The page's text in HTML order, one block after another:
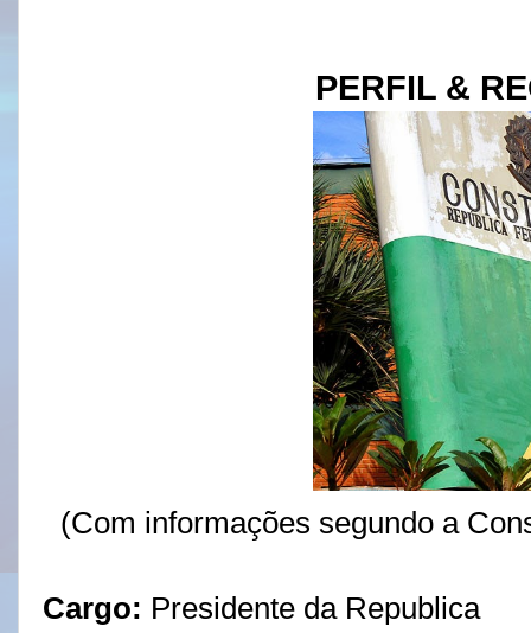
PERFIL &
(Com informações segundo a
Cargo: Presidente da Republica